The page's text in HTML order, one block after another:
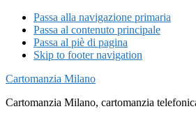
Passa alla navigazione primaria
Passa al contenuto principale
Passa al piè di pagina
Skip to footer navigation
Cartomanzia Milano
Cartomanzia Milano, cartomanzia